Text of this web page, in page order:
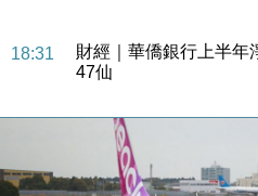
18:31
財經｜華僑銀行上半
47仙
及消費表現
本地｜假冒內地執法
損失近6900萬元